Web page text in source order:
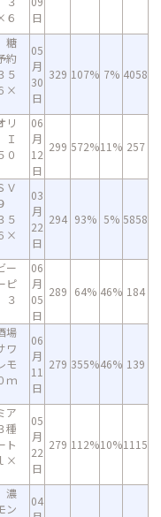
６
日
糖
約
５
×
05
月
30
日
329 107% 7% 4058
リ
Ｉ
０
06
月
12
日
299 572%11% 257
Ｖ
×
03
月
22
日
294 93% 5% 5858
ー
ピ
06
月
05
日
289 64% 46% 184
場
ワ
モ
ｍ
06
月
11
日
279 355%46% 139
ア
種
ト
×
05
月
22
日
279 112%10%1115
濃
ン
04